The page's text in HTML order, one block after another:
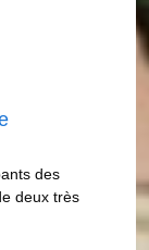
des
deux très